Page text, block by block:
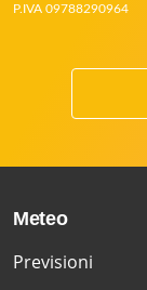
P.IVA 09788290964
Meteo
Previsioni